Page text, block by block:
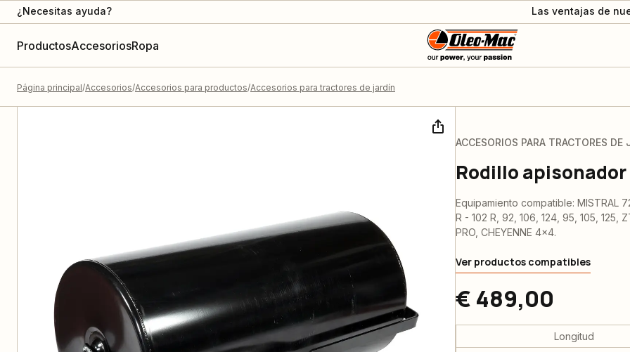
¿Necesitas ayuda? Las ventajas de
ProductosAccesoriosRopa
Página principal Accesorios Accesorios para productos Accesorios para tractores de jardín
ACCESORIOS PARA TRACTORES DE
Rodillo apisonador
Equipamiento compatible: MISTRAL
R - 102 R, 92, 106, 124, 95, 105, 125,
PRO, CHEYENNE 4x4.
Ver productos compatibles
€ 489,00
Longitud